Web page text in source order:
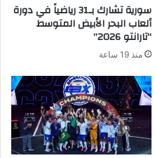
سورية تشارك بـ31 رياضياً في دورة
ألعاب البحر الأبيض المتوسط
“تارانتو 2026”
منذ 19 ساعة